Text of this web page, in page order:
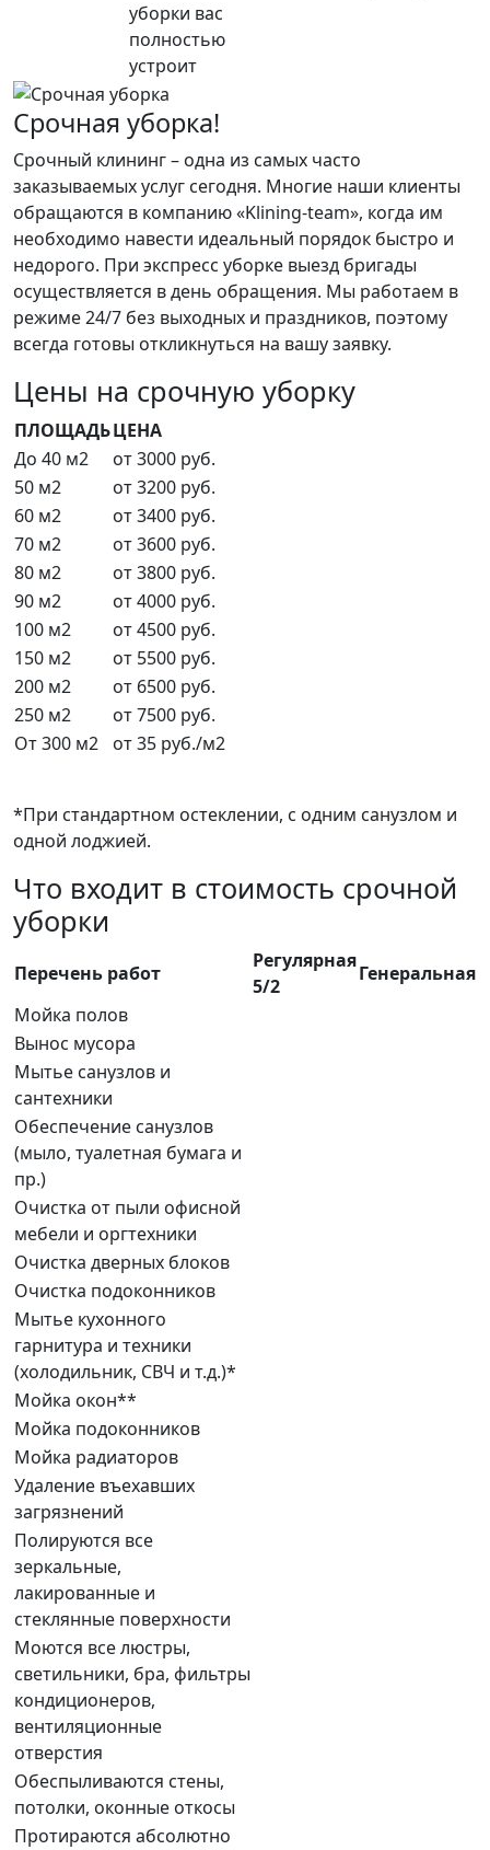
уборки вас
полностью
устроит
Срочная уборка!
Срочный клининг – одна из самых часто
заказываемых услуг сегодня. Многие наши клиенты
обращаются в компанию «Klining-team», когда им
необходимо навести идеальный порядок быстро и
недорого. При экспресс уборке выезд бригады
осуществляется в день обращения. Мы работаем в
режиме 24/7 без выходных и праздников, поэтому
всегда готовы откликнуться на вашу заявку.
Цены на срочную уборку
ПЛОЩАДЬЦЕНА
До 40 м2
от 3000 руб.
50 м2
от 3200 руб.
60 м2
от 3400 руб.
70 м2
от 3600 руб.
80 м2
от 3800 руб.
90 м2
от 4000 руб.
100 м2
от 4500 руб.
150 м2
от 5500 руб.
200 м2
от 6500 руб.
250 м2
от 7500 руб.
От 300 м2
от 35 руб./м2
*При стандартном остеклении, с одним санузлом и
одной лоджией.
Что входит в стоимость срочной
уборки
Перечень работ
Регулярная
5/2
Генеральная
Мойка полов
Вынос мусора
Мытье санузлов и
сантехники
Обеспечение санузлов
(мыло, туалетная бумага и
пр.)
Очистка от пыли офисной
мебели и оргтехники
Очистка дверных блоков
Очистка подоконников
Мытье кухонного
гарнитура и техники
(холодильник, СВЧ и т.д.)*
Мойка окон**
Мойка подоконников
Мойка радиаторов
Удаление въехавших
загрязнений
Полируются все
зеркальные,
лакированные и
стеклянные поверхности
Моются все люстры,
светильники, бра, фильтры
кондиционеров,
вентиляционные
отверстия
Обеспыливаются стены,
потолки, оконные откосы
Протираются абсолютно